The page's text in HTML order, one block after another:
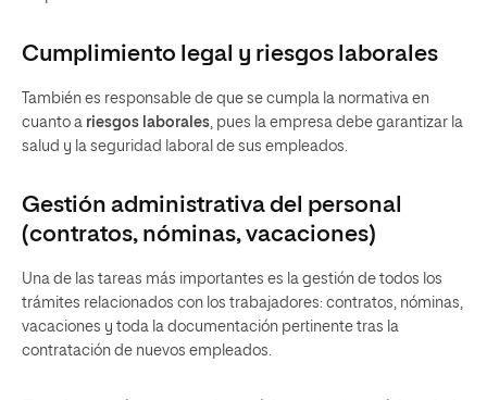
Cumplimiento legal y riesgos laborales
También es responsable de que se cumpla la normativa en
cuanto a riesgos laborales, pues la empresa debe garantizar la
salud y la seguridad laboral de sus empleados.
Gestión administrativa del personal
(contratos, nóminas, vacaciones)
Una de las tareas más importantes es la gestión de todos los
trámites relacionados con los trabajadores: contratos, nóminas,
vacaciones y toda la documentación pertinente tras la
contratación de nuevos empleados.